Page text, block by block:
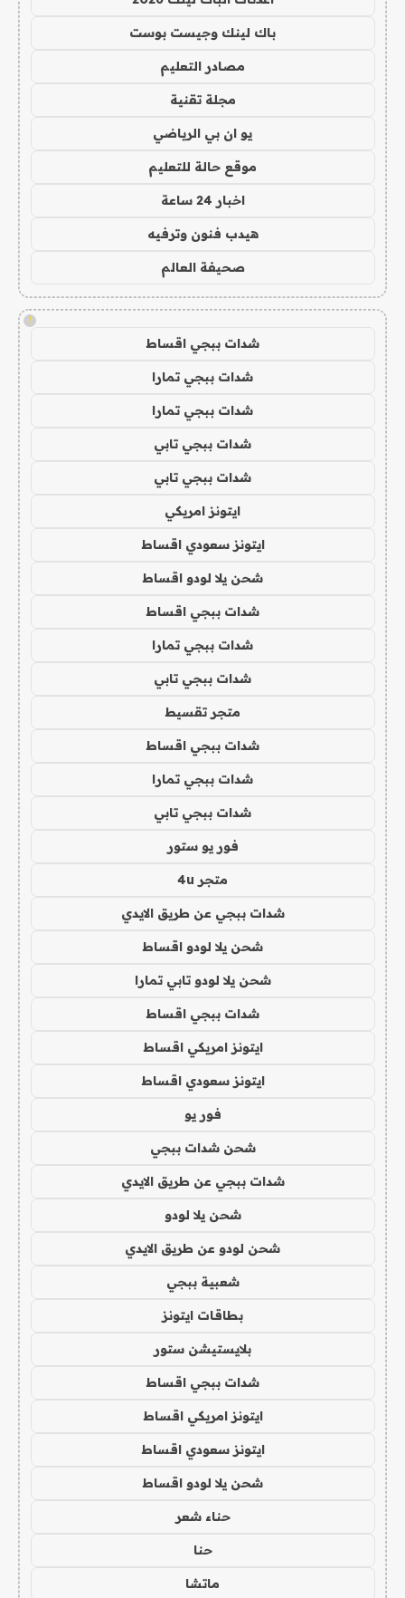
باك لينك وجيست بوست
مصادر التعليم
مجلة تقنية
يو ان بي الرياضي
موقع حالة للتعليم
اخبار 24 ساعة
هيدب فنون وترفيه
صحيفة العالم
!
شدات ببجي اقساط
شدات ببجي تمارا
شدات ببجي تمارا
شدات ببجي تابي
شدات ببجي تابي
ايتونز امريكي
ايتونز سعودي اقساط
شحن يلا لودو اقساط
شدات ببجي اقساط
شدات ببجي تمارا
شدات ببجي تابي
متجر تقسيط
شدات ببجي اقساط
شدات ببجي تمارا
شدات ببجي تابي
فور يو ستور
متجر 4u
شدات ببجي عن طريق الايدي
شحن يلا لودو اقساط
شحن يلا لودو تابي تمارا
شدات ببجي اقساط
ايتونز امريكي اقساط
ايتونز سعودي اقساط
فور يو
شحن شدات ببجي
شدات ببجي عن طريق الايدي
شحن يلا لودو
شحن لودو عن طريق الايدي
شعبية ببجي
بطاقات ايتونز
بلايستيشن ستور
شدات ببجي اقساط
ايتونز امريكي اقساط
ايتونز سعودي اقساط
شحن يلا لودو اقساط
حناء شعر
حنا
ماتشا